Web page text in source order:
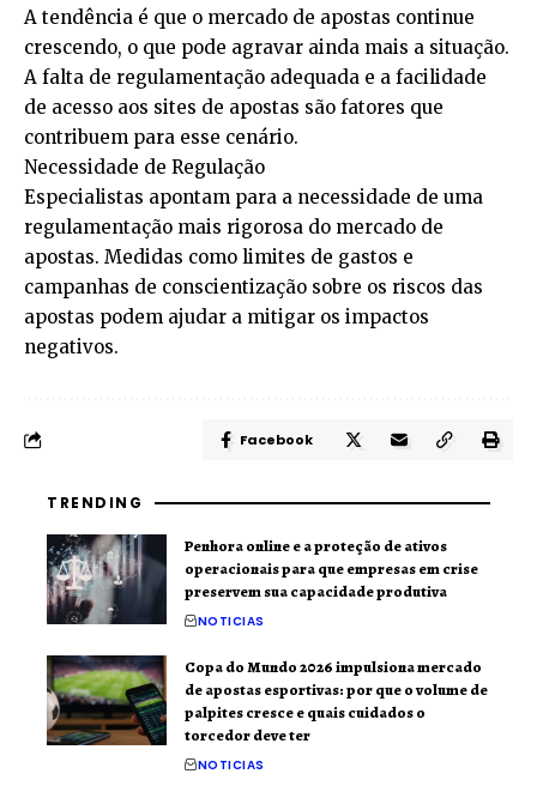
A tendência é que o mercado de apostas continue
crescendo, o que pode agravar ainda mais a situação.
A falta de regulamentação adequada e a facilidade
de acesso aos sites de apostas são fatores que
contribuem para esse cenário.
Necessidade de Regulação
Especialistas apontam para a necessidade de uma
regulamentação mais rigorosa do mercado de
apostas. Medidas como limites de gastos e
campanhas de conscientização sobre os riscos das
apostas podem ajudar a mitigar os impactos
negativos.
Facebook
TRENDING
Penhora online e a proteção de ativos
operacionais para que empresas em crise
preservem sua capacidade produtiva
NOTICIAS
Copa do Mundo 2026 impulsiona mercado
de apostas esportivas: por que o volume de
palpites cresce e quais cuidados o
torcedor deve ter
NOTICIAS